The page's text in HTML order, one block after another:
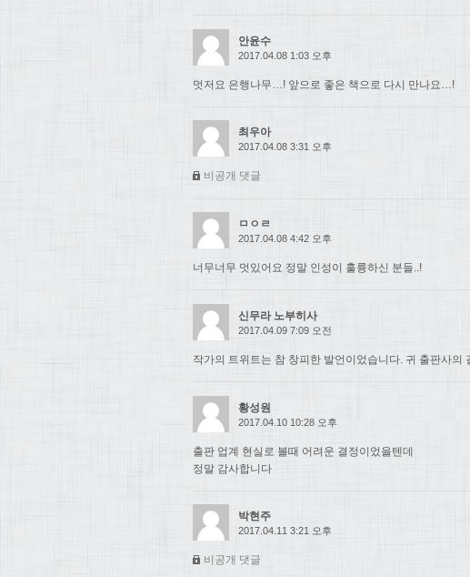
안윤수
2017.04.08 1:03 오후
멋저요 은행나무…! 앞으로 좋은 책으로 다시 만나요…!
최우아
2017.04.08 3:31 오후
비공개 댓글
ㅁㅇㄹ
2017.04.08 4:42 오후
너무너무 멋있어요 정말 인성이 훌륭하신 분들..!
신무라 노부히사
2017.04.09 7:09 오전
작가의 트위트는 참 창피한 발언이었습니다. 귀 출판사
황성원
2017.04.10 10:28 오후
출판 업계 현실로 볼때 어려운 결정이었을텐데
정말 감사합니다
박현주
2017.04.11 3:21 오후
비공개 댓글